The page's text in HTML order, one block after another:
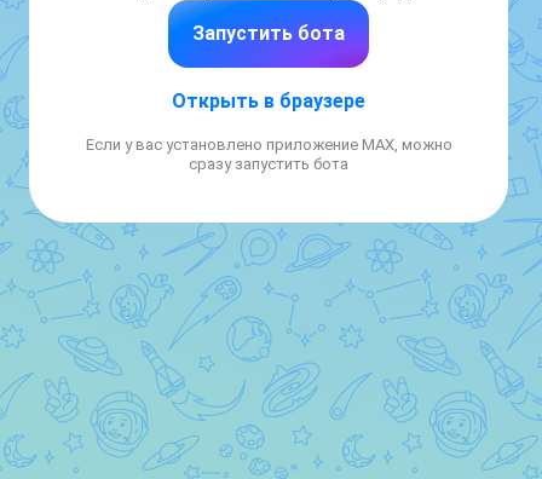
Запустить бота
Открыть в браузере
Если у вас установлено приложение MAX, можно
сразу запустить бота